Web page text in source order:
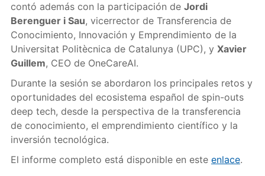
contó además con la participación de Jordi
Berenguer i Sau, vicerrector de Transferencia de
Conocimiento, Innovación y Emprendimiento de la
Universitat Politècnica de Catalunya (UPC), y Xavier
Guillem, CEO de OneCareAI.
Durante la sesión se abordaron los principales retos y
oportunidades del ecosistema español de spin-outs
deep tech, desde la perspectiva de la transferencia
de conocimiento, el emprendimiento científico y la
inversión tecnológica.
El informe completo está disponible en este enlace.